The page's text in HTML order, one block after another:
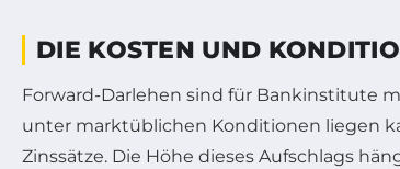
DIE KOSTEN UND
Forward-Darlehen sind für Bankinstitute
unter marktüblichen Konditionen liegen
Zinssätze. Die Höhe dieses Aufschlags